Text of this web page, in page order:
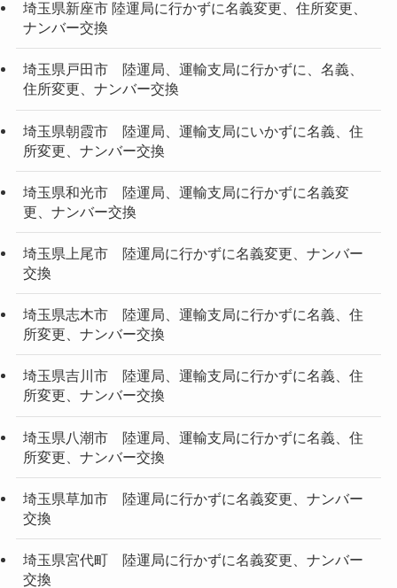
埼玉県新座市 陸運局に行かずに名義変更、住所変更、
ナンバー交換
埼玉県戸田市 陸運局、運輸支局に行かずに、名義、
住所変更、ナンバー交換
埼玉県朝霞市 陸運局、運輸支局にいかずに名義、住
所変更、ナンバー交換
埼玉県和光市 陸運局、運輸支局に行かずに名義変
更、ナンバー交換
埼玉県上尾市 陸運局に行かずに名義変更、ナンバー
交換
埼玉県志木市 陸運局、運輸支局に行かずに名義、住
所変更、ナンバー交換
埼玉県吉川市 陸運局、運輸支局に行かずに名義、住
所変更、ナンバー交換
埼玉県八潮市 陸運局、運輸支局に行かずに名義、住
所変更、ナンバー交換
埼玉県草加市 陸運局に行かずに名義変更、ナンバー
交換
埼玉県宮代町 陸運局に行かずに名義変更、ナンバー
交換